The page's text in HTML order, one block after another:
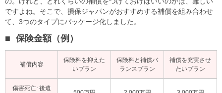
ですよね。そこで、損保ジャパンがおすすめする補償を組み合わせ
て、3つのタイプにパッケージ化しました。
保険金額（例）
補償内容
保険料を抑えた
いプラン
保険料と補償バ
ランスプラン
補償を充実させ
たいプラン
傷害死亡･後遺